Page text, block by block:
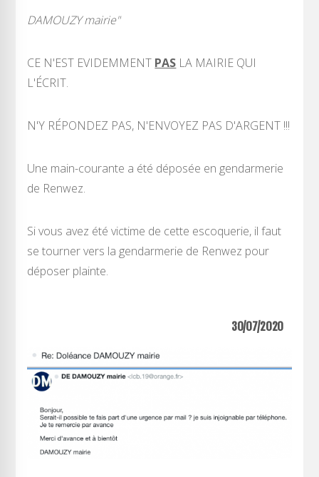
DAMOUZY mairie"
CE N'EST EVIDEMMENT PAS LA MAIRIE QUI
L'ÉCRIT.
N'Y RÉPONDEZ PAS, N'ENVOYEZ PAS D'ARGENT !!!
Une main-courante a été déposée en gendarmerie
de Renwez.
Si vous avez été victime de cette escoquerie, il faut
se tourner vers la gendarmerie de Renwez pour
déposer plainte.
30/07/2020